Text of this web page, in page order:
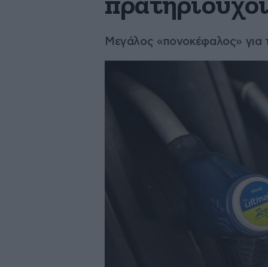
πρατηριούχοι
Μεγάλος «πονοκέφαλος» για